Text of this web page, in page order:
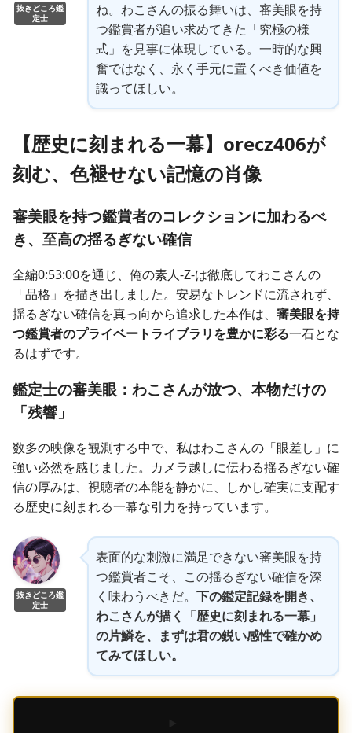
抜きどころ鑑
定士
ね。わこさんの振る舞いは、審美眼を持
つ鑑賞者が追い求めてきた「究極の様
式」を見事に体現している。一時的な興
奮ではなく、永く手元に置くべき価値を
識ってほしい。
【歴史に刻まれる一幕】orecz406が
刻む、色褪せない記憶の肖像
審美眼を持つ鑑賞者のコレクションに加わるべ
き、至高の揺るぎない確信
全編0:53:00を通じ、俺の素人-Z-は徹底してわこさんの
「品格」を描き出しました。安易なトレンドに流されず、
揺るぎない確信を真っ向から追求した本作は、 審美眼を持
つ鑑賞者のプライベートライブラリを豊かに彩る一石とな
るはずです。
鑑定士の審美眼：わこさんが放つ、本物だけの
「残響」
数多の映像を観測する中で、私はわこさんの「眼差し」に
強い必然を感じました。カメラ越しに伝わる揺るぎない確
信の厚みは、視聴者の本能を静かに、しかし確実に支配す
る歴史に刻まれる一幕な引力を持っています。
抜きどころ鑑
定士
表面的な刺激に満足できない審美眼を持
つ鑑賞者こそ、この揺るぎない確信を深
く味わうべきだ。 下の鑑定記録を開き、
わこさんが描く「歴史に刻まれる一幕」
の片鱗を、まずは君の鋭い感性で確かめ
てみてほしい。